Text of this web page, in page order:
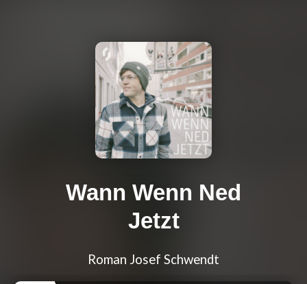
Wann Wenn Ned
Jetzt
Roman Josef Schwendt